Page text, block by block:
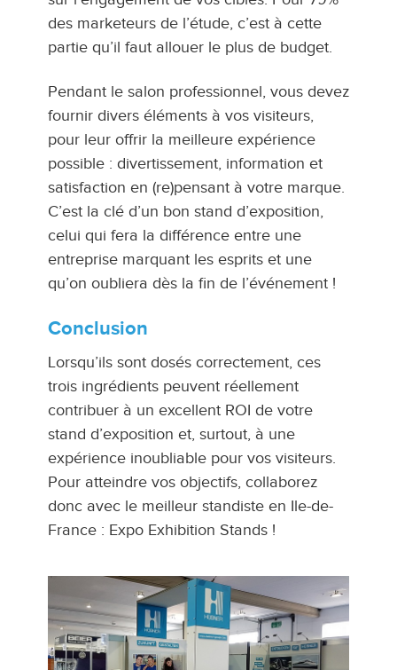
des marketeurs de l’étude, c’est à cette
partie qu’il faut allouer le plus de budget.
Pendant le salon professionnel, vous devez
fournir divers éléments à vos visiteurs,
pour leur offrir la meilleure expérience
possible : divertissement, information et
satisfaction en (re)pensant à votre marque.
C’est la clé d’un bon stand d’exposition,
celui qui fera la différence entre une
entreprise marquant les esprits et une
qu’on oubliera dès la fin de l’événement !
Conclusion
Lorsqu’ils sont dosés correctement, ces
trois ingrédients peuvent réellement
contribuer à un excellent ROI de votre
stand d’exposition et, surtout, à une
expérience inoubliable pour vos visiteurs.
Pour atteindre vos objectifs, collaborez
donc avec le meilleur standiste en Ile-de-
France : Expo Exhibition Stands !